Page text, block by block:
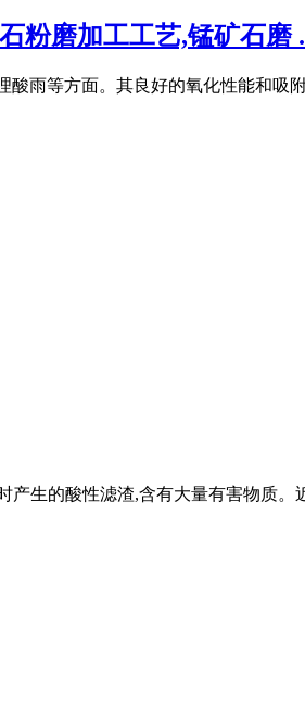
粉磨加工工艺,锰矿石磨
雨等方面。其良好的氧化性能和吸
产生的酸性滤渣,含有大量有害物质